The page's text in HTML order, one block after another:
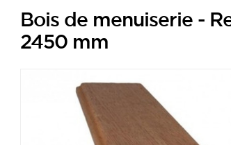
Bois de menuiserie -
2450 mm